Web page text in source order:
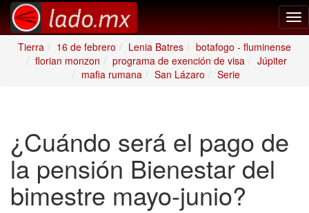
Tierra
16 de febrero Lenia Batres
botafogo - fluminense
florian monzon
programa de exención de visa
Júpiter
mafia rumana
San Lázaro Serie
¿Cuándo será el pago de
la pensión Bienestar del
bimestre mayo-junio?